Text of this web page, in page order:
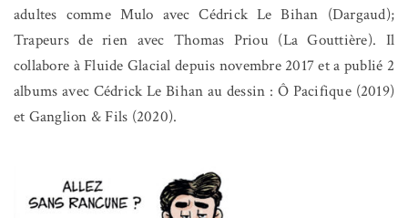
adultes comme Mulo avec Cédrick Le Bihan (Dargaud);
Trapeurs de rien avec Thomas Priou (La Gouttière). Il
collabore à Fluide Glacial depuis novembre 2017 et a publié 2
albums avec Cédrick Le Bihan au dessin : Ô Pacifique (2019)
et Ganglion & Fils (2020).